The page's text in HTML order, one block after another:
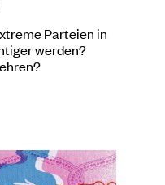
Parteien in
werden?